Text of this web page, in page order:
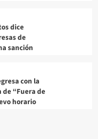
dice
de
sanción
con la
“Fuera de
horario